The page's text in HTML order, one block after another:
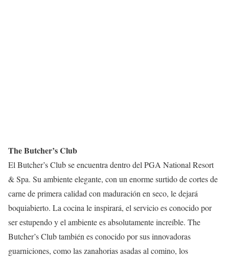
The Butcher’s Club
El Butcher’s Club se encuentra dentro del PGA National Resort
& Spa. Su ambiente elegante, con un enorme surtido de cortes de
carne de primera calidad con maduración en seco, le dejará
boquiabierto. La cocina le inspirará, el servicio es conocido por
ser estupendo y el ambiente es absolutamente increíble. The
Butcher’s Club también es conocido por sus innovadoras
guarniciones, como las zanahorias asadas al comino, los